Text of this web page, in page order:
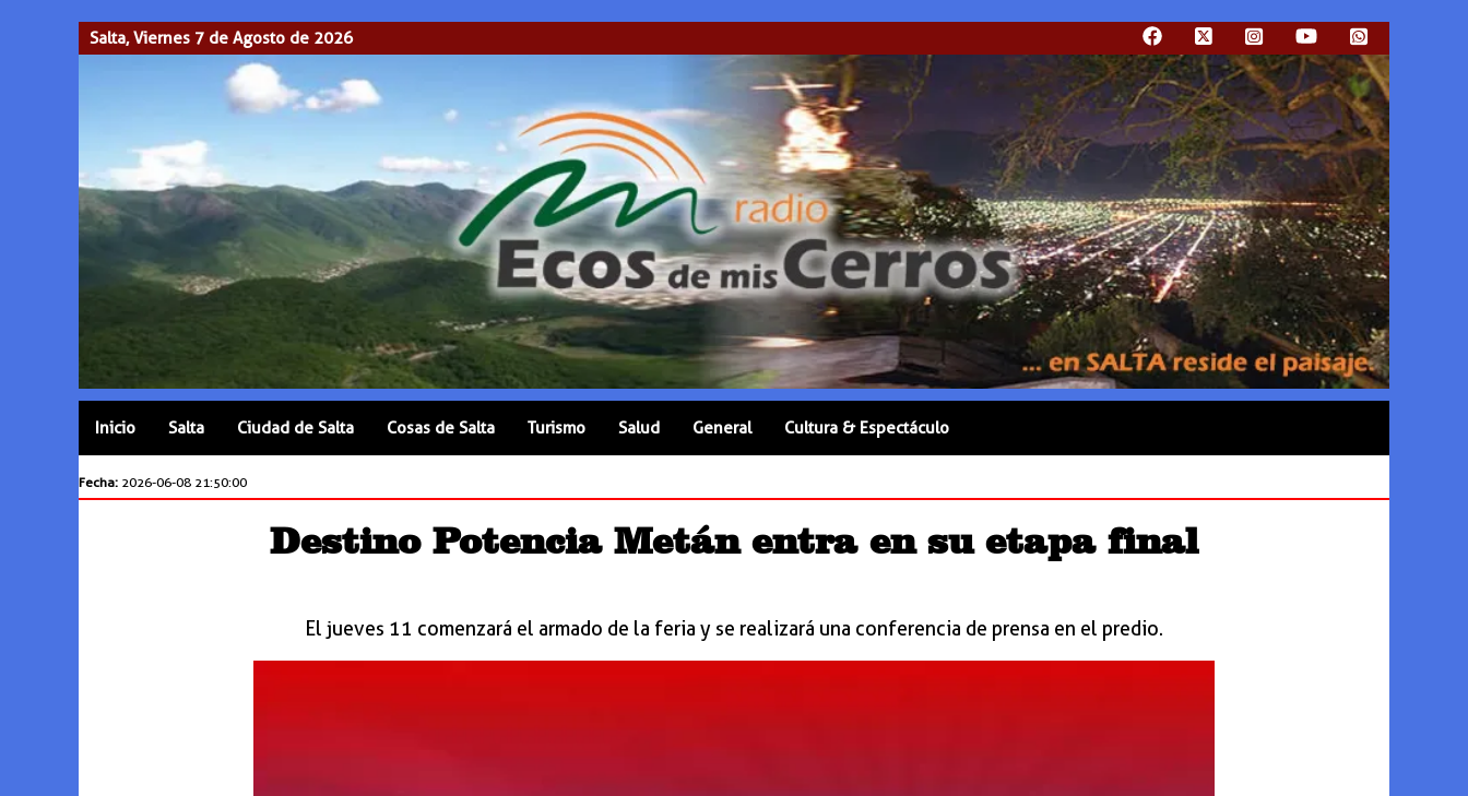
Salta, Viernes 7 de Agosto de 2026
Inicio Salta Ciudad de Salta Cosas de Salta Turismo Salud General Cultura & Espectáculo
Fecha: 2026-06-08 21:50:00
Destino Potencia Metán entra en su etapa final
El jueves 11 comenzará el armado de la feria y se realizará una conferencia de prensa en el predio.